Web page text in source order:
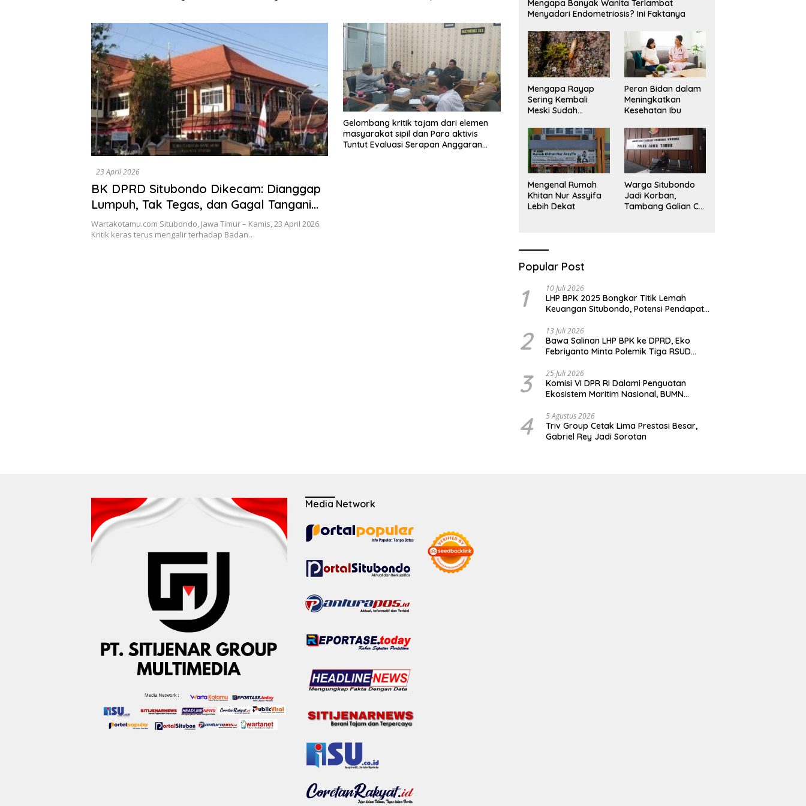
Sekadar Narasi.
23 April 2026
BK DPRD Situbondo Dikecam: Dianggap
Lumpuh, Tak Tegas, dan Gagal Tangani
Dugaan Etik Berat
Wartakotamu.com Situbondo, Jawa Timur – Kamis, 23 April 2026.
Kritik keras terus mengalir terhadap Badan…
Gelombang kritik tajam dari elemen
masyarakat sipil dan Para aktivis
Tuntut Evaluasi Serapan Anggaran
Mengapa Banyak Wanita Terlambat
Menyadari Endometriosis? Ini Faktanya
Mengapa Rayap
Sering Kembali
Meski Sudah
Peran Bidan dalam
Meningkatkan
Kesehatan Ibu
Mengenal Rumah
Khitan Nur Assyifa
Lebih Dekat
Warga Situbondo
Jadi Korban,
Tambang Galian C
Popular Post
1 10 Juli 2026
LHP BPK 2025 Bongkar Titik Lemah
Keuangan Situbondo, Potensi Pendapatan
2 13 Juli 2026
Bawa Salinan LHP BPK ke DPRD, Eko
Febriyanto Minta Polemik Tiga RSUD
Opini
3 25 Juli 2026
Komisi VI DPR RI Dalami Penguatan
Ekosistem Maritim Nasional, BUMN
Surabaya
4 5 Agustus 2026
Triv Group Cetak Lima Prestasi Besar,
Gabriel Rey Jadi Sorotan
Media Network